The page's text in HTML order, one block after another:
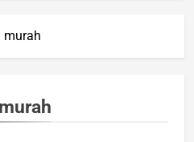
murah